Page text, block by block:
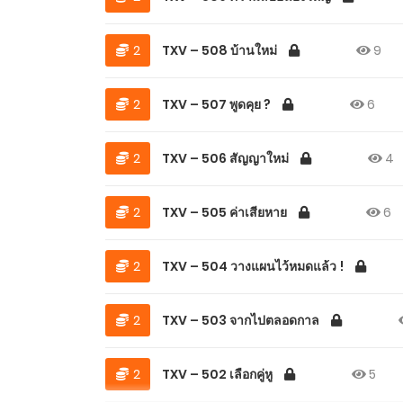
2 TXV – 508 บ้านใหม่ 9
2 TXV – 507 พูดคุย ? 6
2 TXV – 506 สัญญาใหม่ 4
2 TXV – 505 ค่าเสียหาย 6
2 TXV – 504 วางแผนไว้หมดแล้ว !
2 TXV – 503 จากไปตลอดกาล
2 TXV – 502 เลือกคู่หู 5